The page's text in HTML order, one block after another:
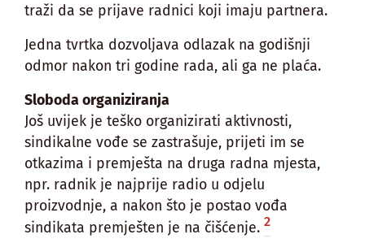
traži da se prijave radnici koji imaju partnera.
Jedna tvrtka dozvoljava odlazak na godišnji
odmor nakon tri godine rada, ali ga ne plaća.
Sloboda organiziranja
Još uvijek je teško organizirati aktivnosti,
sindikalne vođe se zastrašuje, prijeti im se
otkazima i premješta na druga radna mjesta,
npr. radnik je najprije radio u odjelu
proizvodnje, a nakon što je postao vođa
sindikata premješten je na čišćenje. 2